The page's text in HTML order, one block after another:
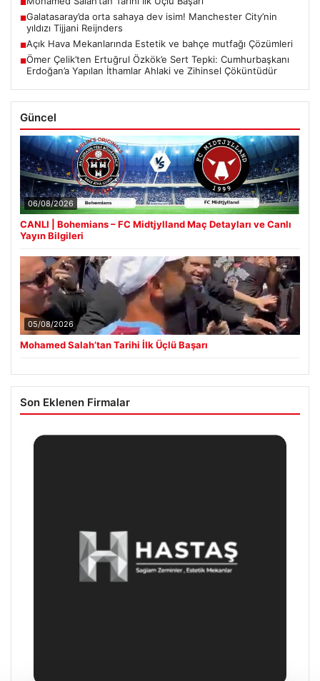
■
■Galatasaray’da orta sahaya dev isim! Manchester City’nin
yıldızı Tijjani Reijnders
■Açık Hava Mekanlarında Estetik ve bahçe mutfağı Çözümleri
■Ömer Çelik’ten Ertuğrul Özkök’e Sert Tepki: Cumhurbaşkanı
Erdoğan’a Yapılan İthamlar Ahlaki ve Zihinsel Çöküntüdür
Güncel
06/08/2026
CANLI | Bohemians – FC Midtjylland Maç Detayları ve Canlı
Yayın Bilgileri
05/08/2026
Mohamed Salah’tan Tarihi İlk Üçlü Başarı
Son Eklenen Firmalar